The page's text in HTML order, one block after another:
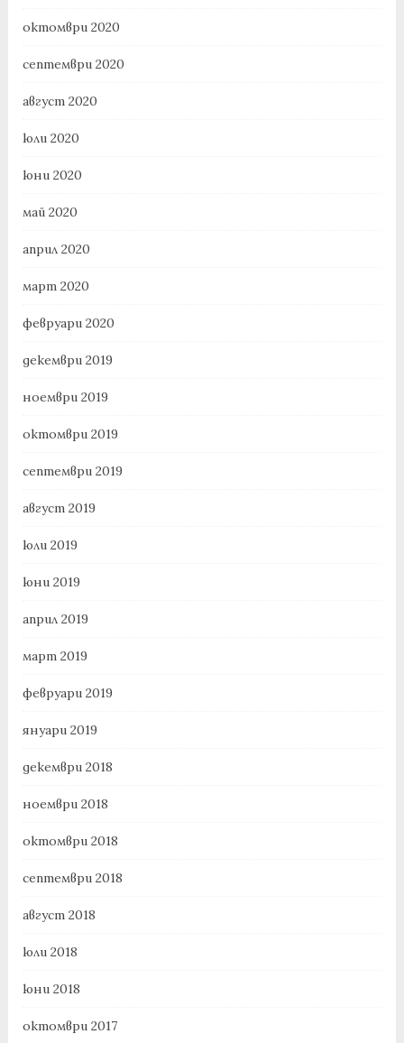
октомври 2020
септември 2020
август 2020
юли 2020
юни 2020
май 2020
април 2020
март 2020
февруари 2020
декември 2019
ноември 2019
октомври 2019
септември 2019
август 2019
юли 2019
юни 2019
април 2019
март 2019
февруари 2019
януари 2019
декември 2018
ноември 2018
октомври 2018
септември 2018
август 2018
юли 2018
юни 2018
октомври 2017